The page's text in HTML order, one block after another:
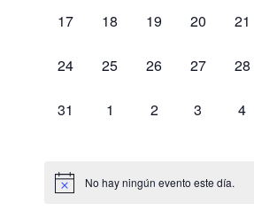
0 eventos,
17 0 eventos,
18 0 eventos,
19 0 eventos,
20 0
21
0 eventos,
24 0 eventos,
25 0 eventos,
26 0 eventos,
27 0
28
0 eventos,
31 0 eventos,
1 0 eventos,
2 0 eventos,
3 0
4
No hay ningún evento este día.